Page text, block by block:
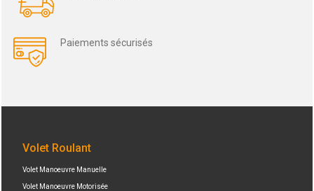
Paiements sécurisés
Volet Roulant
Volet Manoeuvre Manuelle
Volet Manoeuvre Motorisée